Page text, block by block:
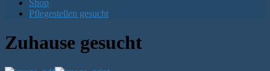
Shop
Pflegestellen gesucht
Zuhause gesucht